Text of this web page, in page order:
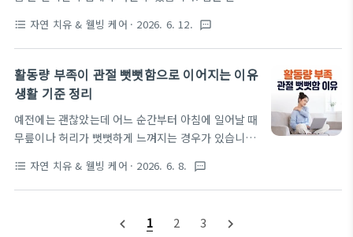
을 위해 점검해야 할 기준을 함께 확인해보면 현재 컨
리듬이 일정한 경우와 그렇지 않은 경우에는 ..
졸림이나 집중력 저하가 따라오는 경우도 있습니다.
이런 상태는 단순히 잠을 설친 하루로만 보기보다 생
활 습관과 수면 환경을 함께 살펴보는 것이 필요합니
다. 이번 글에서는 밤에 자주 깨는 이유 생활 습관을 기
준으로 야간 각성이 반복될 때 확인해야 할 요소를 정
리합니다. 밤중에 깨는 원인은 한 가지로 단정하기 어
렵습니다. 취침 시간, 카페인, 스마트폰 사용, 침실 환
경, 낮 활동량처럼 일상 속 작은 차이가 수면장애로 느
는 현상이 반복되는 이유같은 수..
format_list_bulleted 자연 치유 & 웰빙 케어 · 2026. 6. 12. textsms
활동량 부족이 관절 뻣뻣함으로 이어지는 이유
생활 기준 정리
예전에는 괜찮았는데 어느 순간부터 아침에 일어날 때
무릎이나 허리가 뻣뻣하게 느껴지는 경우가 있습니다.
고, 움직이기 시작해야 조금 편해지는 경험을 하는 사
람도 적지 않습니다. 이런 변화는 나이 때문이라고 생
다. 이번 글에서는 활동량 부족 관절 뻣뻣함 이유를 중
format_list_bulleted 자연 치유 & 웰빙 케어 · 2026. 6. 8. textsms
navigate_before 1 2 3 navigate_next